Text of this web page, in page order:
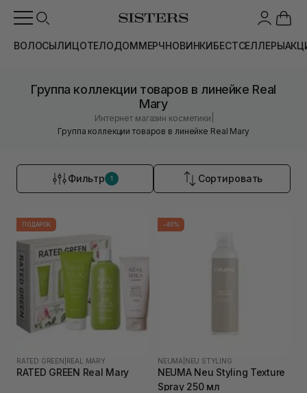
ВОЛОСЫЛИЦОТЕЛОДОММЕРЧНОВИНКИБЕСТСЕЛЛЕРЫ
Группа коллекции товаров в линейке Real
Mary
Интернет магазин косметики
Группа коллекции товаров в линейке Real Mary
Фильтр 1 Сортировать
ПОДАРОК
RATED GREEN REAL MARY
RATED GREEN Real Mary
-40%
NEUMA NEU STYLING
NEUMA Neu Styling Texture
Spray 250 мл